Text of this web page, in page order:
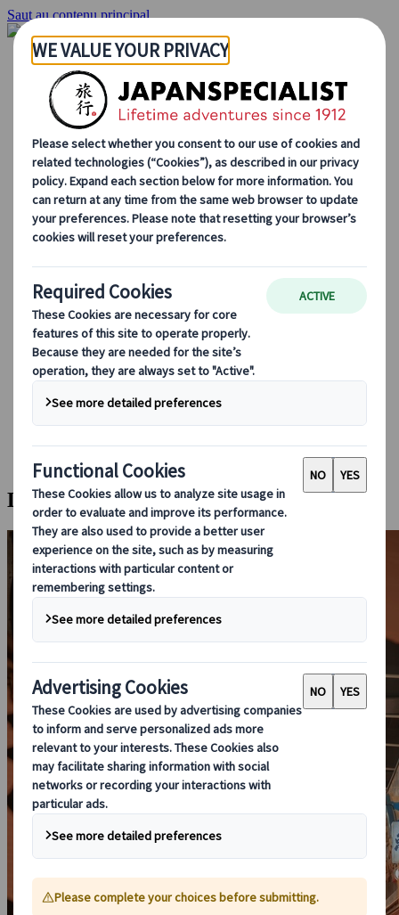
Saut au contenu principal
Accueil
Voyages
Circuits individuels
Circuits en groupe
Circuits autotours
Excursions
Voyages de groupe sur mesure
Japan Rail Pass
Découvrez notre travail
Qui sommes-nous ?
Notre équipe
Rejoignez notre équipe
Le Japon au fil des saisons
Les incontournables du Japon
La culture japonaise
La gastronomie japonaise
Explorer le Japon en train
Questions fréquentes
Informations utiles
Règles du savoir-vivre au Japon
Conduire au Japon
Réserver avec nous
Japan Rail Pass
Hébergement
Consultation en ligne
Les secrets gastronomiques de Tokyo